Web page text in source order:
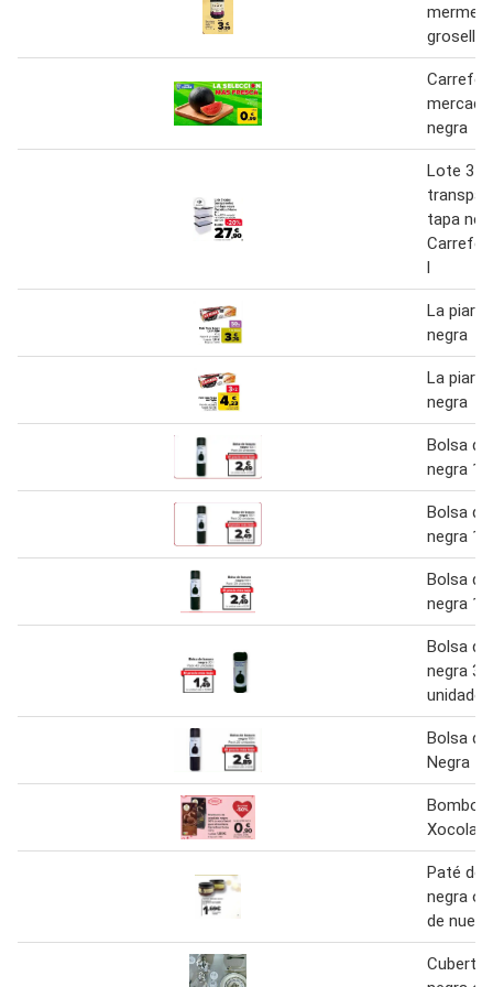
grosella
negra
Lote 3
tapa
l
La piara
negra
La piara
negra
Bolsa
negra
Bolsa
negra
Bolsa
negra
Bolsa
negra
unidades
Bolsa
Negra
Paté de
negra o
de